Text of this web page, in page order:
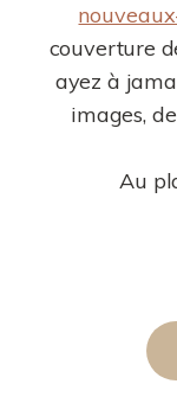
couverture
ayez à
images,
Au